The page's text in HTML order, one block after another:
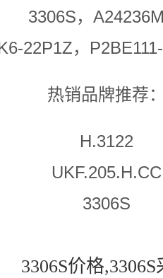
3306S，
22P1Z，
热销品牌推荐：
H.3122
UKF.205.H.CC
3306S
3306S价格,3306S